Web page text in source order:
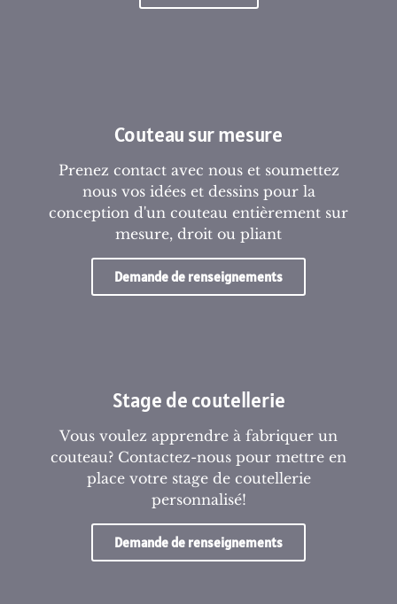
Couteau sur mesure
Prenez contact avec nous et soumettez
nous vos idées et dessins pour la
conception d'un couteau entièrement sur
mesure, droit ou pliant
Demande de renseignements
Stage de coutellerie
Vous voulez apprendre à fabriquer un
couteau? Contactez-nous pour mettre en
place votre stage de coutellerie
personnalisé!
Demande de renseignements